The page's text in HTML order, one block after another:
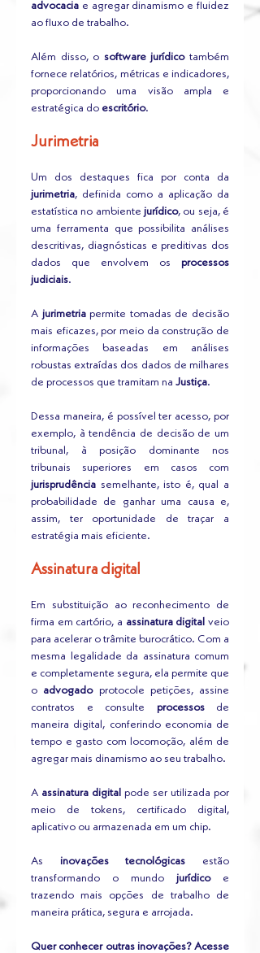
advocacia e agregar dinamismo e fluidez
ao fluxo de trabalho.
Além disso, o software jurídico também
fornece relatórios, métricas e indicadores,
proporcionando uma visão ampla e
estratégica do escritório.
Jurimetria
Um dos destaques fica por conta da
jurimetria, definida como a aplicação da
estatística no ambiente jurídico, ou seja, é
uma ferramenta que possibilita análises
descritivas, diagnósticas e preditivas dos
dados que envolvem os processos
judiciais.
A jurimetria permite tomadas de decisão
mais eficazes, por meio da construção de
informações baseadas em análises
robustas extraídas dos dados de milhares
de processos que tramitam na Justiça.
Dessa maneira, é possível ter acesso, por
exemplo, à tendência de decisão de um
tribunal, à posição dominante nos
jurisprudência semelhante, isto é, qual a
probabilidade de ganhar uma causa e,
assim, ter oportunidade de traçar a
estratégia mais eficiente.
Assinatura digital
Em substituição ao reconhecimento de
firma em cartório, a assinatura digital veio
para acelerar o trâmite burocrático. Com a
mesma legalidade da assinatura comum
e completamente segura, ela permite que
o advogado protocole petições, assine
contratos e consulte
processos de
maneira digital, conferindo economia de
tempo e gasto com locomoção, além de
agregar mais dinamismo ao seu trabalho.
A assinatura digital pode ser utilizada por
meio de tokens, certificado digital,
aplicativo ou armazenada em um chip.
As inovações tecnológicas estão
transformando o mundo jurídico e
trazendo mais opções de trabalho de
maneira prática, segura e arrojada.
Quer conhecer outras inovações? Acesse